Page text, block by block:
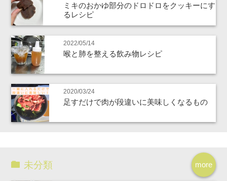
ミキのおかゆ部分のドロドロをクッキーにす
るレシピ
2022/05/14
喉と肺を整える飲み物レシピ
2020/03/24
足すだけで肉が段違いに美味しくなるもの
more
未分類